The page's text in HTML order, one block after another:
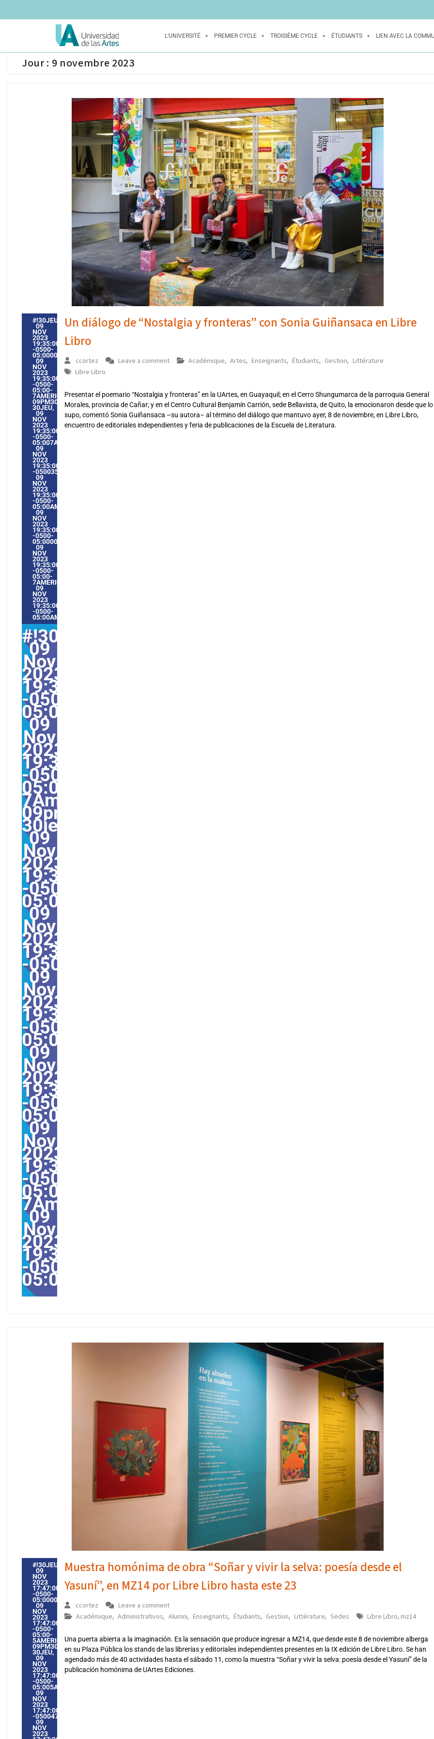
L'UNIVERSITÉ PREMIER CYCLE TROISIÈME CYCLE ÉTUDIANTS LIEN AVEC LA
Jour : 9 novembre 2023
#!30JEU,
09
NOV
2023
19:35:00
-0500-
05:000030#30JEU,
09
NOV
2023
19:35:00
-0500-
05:00-
7AMERICA/GUAYAQUIL3030AMERICA/GUAYAQUIL202330
09PM30PM-
30JEU,
09
NOV
2023
19:35:00
-0500-
05:007AMERICA/GUAYAQUIL3030AMERICA/GUAYAQUIL2023302023JEU,
09
NOV
2023
19:35:00
-05003573511PMJEUDI=604#!30JEU,
09
NOV
2023
19:35:00
-0500-
05:00AMERICA/GUAYAQUIL11#NOV#!30JEU,
09
NOV
2023
19:35:00
-0500-
05:000030#/30JEU,
09
NOV
2023
19:35:00
-0500-
05:00-
7AMERICA/GUAYAQUIL3030AMERICA/GUAYAQUIL202330#!30JEU,
09
NOV
2023
19:35:00
-0500-
05:00AMERICA/GUAYAQUIL11#
#!30jeu,
09
Nov
2023
19:35:00
-0500-
05:000030#30jeu,
09
Nov
2023
19:35:00
-0500-
05:00-
7America/Guayaquil3030America/
09pm30pm-
30jeu,
09
Nov
2023
19:35:00
-0500-
05:007America/Guayaquil3030America/
09
Nov
2023
19:35:00
-05003573511pmjeudi=605#!30jeu,
09
Nov
2023
19:35:00
-0500-
05:00America/Guayaquil11#09#!30jeu,
09
Nov
2023
19:35:00
-0500-
05:000030#/30jeu,
09
Nov
2023
19:35:00
-0500-
05:00-
7America/Guayaquil3030America/
09
Nov
2023
19:35:00
-0500-
05:00America/Guayaquil11#
Un diálogo de “Nostalgia y fronteras” con Sonia Guiñansaca en Libre
Libro
ccortez Leave a comment Académique, Artes, Enseignants, Étudiants, Gestion,
Littérature
Libre Libro
Presentar el poemario “Nostalgia y fronteras” en la UArtes, en Guayaquil; en el Cerro Shungumarca de la parroquia General
Morales, provincia de Cañar; y en el Centro Cultural Benjamín Carrión, sede Bellavista, de Quito, la emocionaron desde que lo
supo, comentó Sonia Guiñansaca –su autora– al término del diálogo que mantuvo ayer, 8 de noviembre, en Libre Libro,
encuentro de editoriales independientes y feria de publicaciones de la Escuela de Literatura.
#!30JEU,
09
NOV
2023
17:47:00
-0500-
05:000030#30JEU,
09
NOV
2023
17:47:00
-0500-
05:00-
5AMERICA/GUAYAQUIL3030AMERICA/GUAYAQUIL202330
09PM30PM-
30JEU,
09
NOV
2023
17:47:00
-0500-
05:005AMERICA/GUAYAQUIL3030AMERICA/GUAYAQUIL2023302023JEU,
09
NOV
2023
17:47:00
-05004754711PMJEUDI=604#!30JEU,
09
NOV
2023
Muestra homónima de obra “Soñar y vivir la selva: poesía desde el
Yasuní”, en MZ14 por Libre Libro hasta este 23
ccortez
Leave a comment
Académique, Administrativos, Alumni, Enseignants, Étudiants, Gestion, Littérature, Sedes Libre Libro, mz14
Una puerta abierta a la imaginación. Es la sensación que produce ingresar a MZ14, que desde este 8 de noviembre alberga
en su Plaza Pública los stands de las librerías y editoriales independientes presentes en la IX edición de Libre Libro. Se han
agendado más de 40 actividades hasta el sábado 11, como la muestra “Soñar y vivir la selva: poesía desde el Yasuní” de la
publicación homónima de UArtes Ediciones.